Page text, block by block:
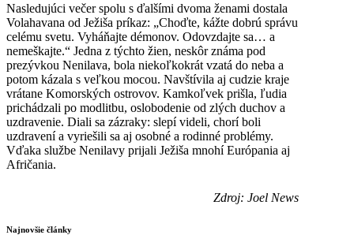
Nasledujúci večer spolu s ďalšími dvoma ženami dostala
Volahavana od Ježiša príkaz: „Choďte, kážte dobrú správu
celému svetu. Vyháňajte démonov. Odovzdajte sa… a
nemeškajte.“ Jedna z týchto žien, neskôr známa pod
prezývkou Nenilava, bola niekoľkokrát vzatá do neba a
potom kázala s veľkou mocou. Navštívila aj cudzie kraje
vrátane Komorských ostrovov. Kamkoľvek prišla, ľudia
prichádzali po modlitbu, oslobodenie od zlých duchov a
uzdravenie. Diali sa zázraky: slepí videli, chorí boli
uzdravení a vyriešili sa aj osobné a rodinné problémy.
Vďaka službe Nenilavy prijali Ježiša mnohí Európania aj
Afričania.
Zdroj: Joel News
Najnovšie články